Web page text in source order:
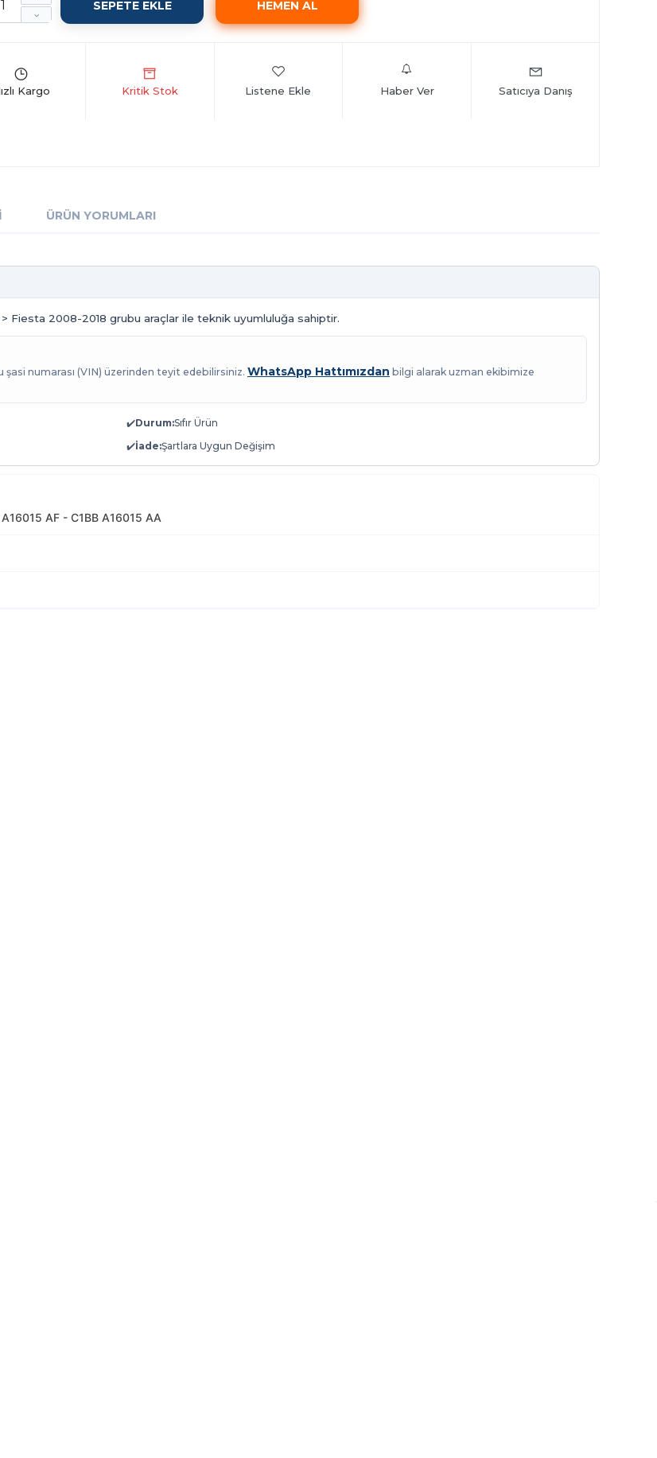
Listene Ekle Haber Ver Satıcıya Danış
ÜRÜN YORUMLARI
Fiesta 2008-2018 grubu araçlar ile teknik uyumluluğa sahiptir.
şasi numarası (VIN) üzerinden teyit edebilirsiniz. WhatsApp Hattımızdan bilgi alarak uzman ekibimize
✔️Durum:Sıfır Ürün
✔️İade:Şartlara Uygun Değişim
AF - C1BB A16015 AA